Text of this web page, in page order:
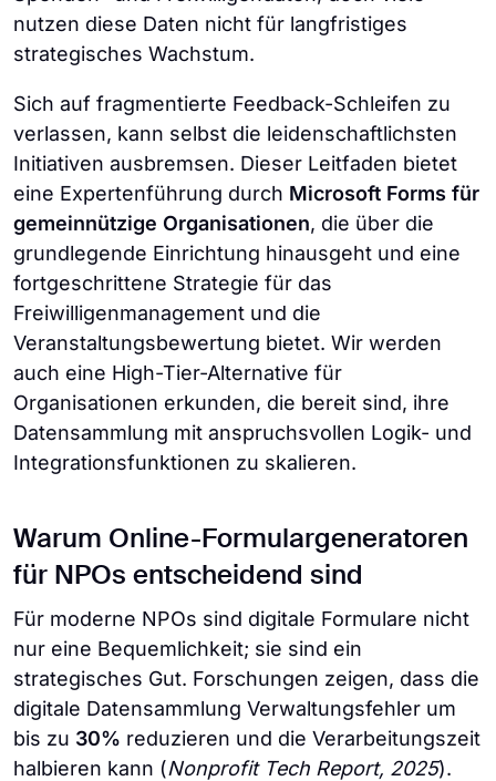
nutzen diese Daten nicht für langfristiges
strategisches Wachstum.
Sich auf fragmentierte Feedback-Schleifen zu
verlassen, kann selbst die leidenschaftlichsten
Initiativen ausbremsen. Dieser Leitfaden bietet
eine Expertenführung durch Microsoft Forms für
gemeinnützige Organisationen, die über die
grundlegende Einrichtung hinausgeht und eine
fortgeschrittene Strategie für das
Freiwilligenmanagement und die
Veranstaltungsbewertung bietet. Wir werden
auch eine High-Tier-Alternative für
Organisationen erkunden, die bereit sind, ihre
Datensammlung mit anspruchsvollen Logik- und
Integrationsfunktionen zu skalieren.
Warum Online-Formulargeneratoren
für NPOs entscheidend sind
Für moderne NPOs sind digitale Formulare nicht
nur eine Bequemlichkeit; sie sind ein
strategisches Gut. Forschungen zeigen, dass die
digitale Datensammlung Verwaltungsfehler um
bis zu 30% reduzieren und die Verarbeitungszeit
halbieren kann (Nonprofit Tech Report, 2025).